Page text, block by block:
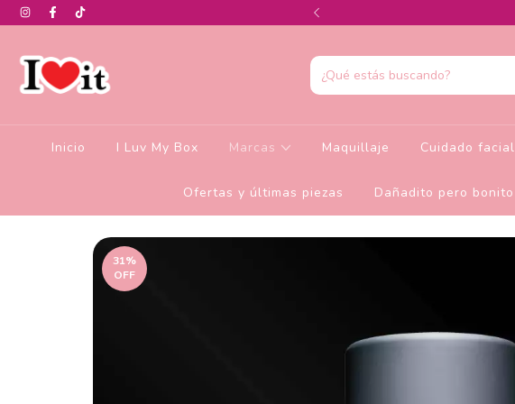
de descuento en la colección de Glamlite
Inicio I Luv My Box Marcas Maquillaje Cuidado facial
Ofertas y últimas piezas Dañadito pero bonito
31%
OFF